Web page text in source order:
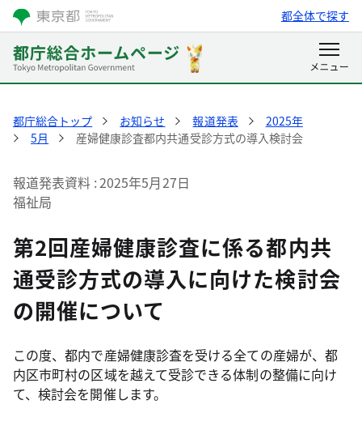
都全体で探す
都庁総合トップ お知らせ 報道発表
2025年
5月
産婦健康診査都内共通受診方式の導入検討会
報道発表資料 2025年5月27日
福祉局
第2回産婦健康診査に係る都内共
通受診方式の導入に向けた検討会
の開催について
この度、都内で産婦健康診査を受ける全ての産婦が、都
内区市町村の区域を越えて受診できる体制の整備に向け
て、検討会を開催します。